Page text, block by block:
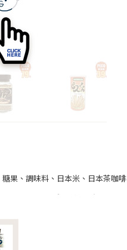
果、調味料、日本米、日本茶咖